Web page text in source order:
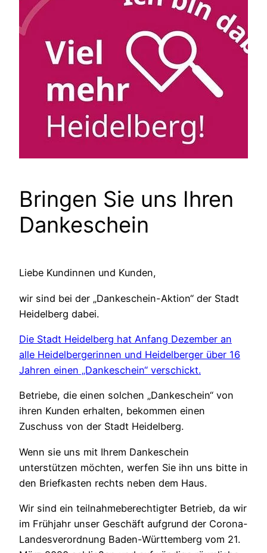
Bringen Sie uns Ihren
Dankeschein
Liebe Kundinnen und Kunden,
wir sind bei der „Dankeschein-Aktion“ der Stadt
Heidelberg dabei.
Die Stadt Heidelberg hat Anfang Dezember an
alle Heidelbergerinnen und Heidelberger über 16
Jahren einen „Dankeschein“ verschickt.
Betriebe, die einen solchen „Dankeschein“ von
ihren Kunden erhalten, bekommen einen
Zuschuss von der Stadt Heidelberg.
Wenn sie uns mit Ihrem Dankeschein
unterstützen möchten, werfen Sie ihn uns bitte in
den Briefkasten rechts neben dem Haus.
Wir sind ein teilnahmeberechtigter Betrieb, da wir
im Frühjahr unser Geschäft aufgrund der Corona-
Landesverordnung Baden-Württemberg vom 21.